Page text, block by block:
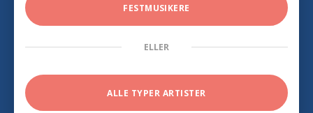
FESTMUSIKERE
ELLER
ALLE TYPER ARTISTER